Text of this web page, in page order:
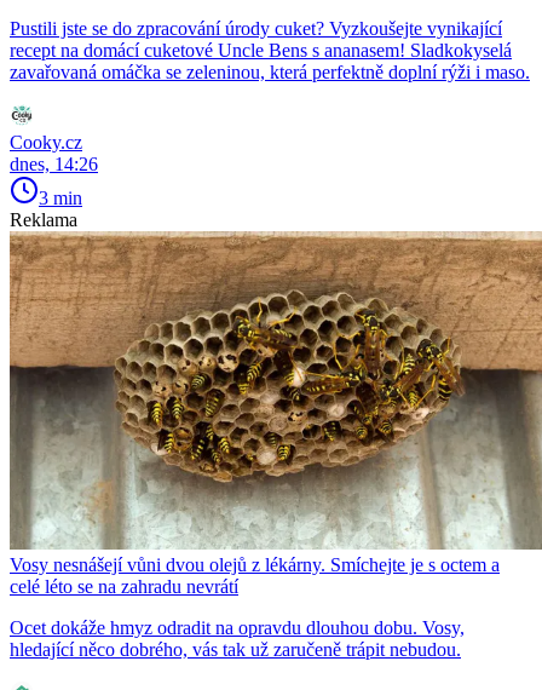
Pustili jste se do zpracování úrody cuket? Vyzkoušejte vynikající
recept na domácí cuketové Uncle Bens s ananasem! Sladkokyselá
zavařovaná omáčka se zeleninou, která perfektně doplní rýži i maso.
Cooky.cz
dnes, 14:26
3 min
Reklama
Vosy nesnášejí vůni dvou olejů z lékárny. Smíchejte je s octem a
celé léto se na zahradu nevrátí
Ocet dokáže hmyz odradit na opravdu dlouhou dobu. Vosy,
hledající něco dobrého, vás tak už zaručeně trápit nebudou.